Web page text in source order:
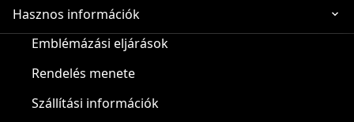
Hasznos információk
Emblémázási eljárások
Rendelés menete
Szállítási információk